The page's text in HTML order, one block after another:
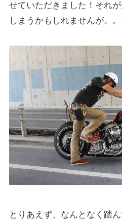
せていただきました！それ
しまうかもしれませんが。
とりあえず、なんとなく踏